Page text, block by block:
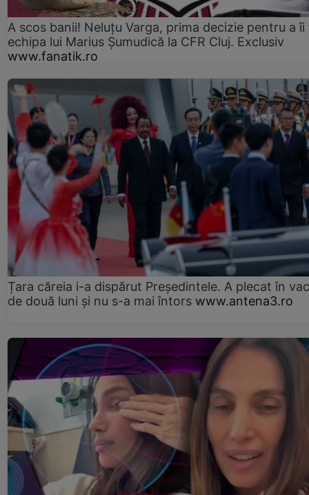
A scos banii! Neluțu Varga, prima decizie pentru a îi
echipa lui Marius Șumudică la CFR Cluj. Exclusiv
www.fanatik.ro
Țara căreia i-a dispărut Președintele. A plecat în
de două luni și nu s-a mai întors www.antena3.ro